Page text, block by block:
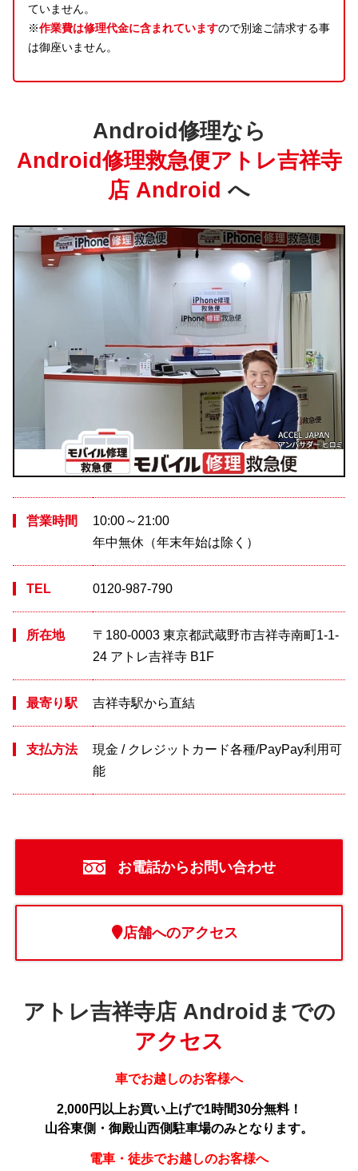
ていません。
※作業費は修理代金に含まれていますので別途ご請求する事
は御座いません。
Android修理なら
Android修理救急便アトレ吉祥寺
店 Android へ
営業時間
10:00～21:00
年中無休（年末年始は除く）
TEL 0120-987-790
所在地
〒180-0003 東京都武蔵野市吉祥寺南町1-1-
24 アトレ吉祥寺 B1F
最寄り駅 吉祥寺駅から直結
支払方法
現金 / クレジットカード各種/PayPay利用可
能
お電話からお問い合わせ
店舗へのアクセス
アトレ吉祥寺店 Androidまでの
アクセス
車でお越しのお客様へ
2,000円以上お買い上げで1時間30分無料！
山谷東側・御殿山西側駐車場のみとなります。
電車・徒歩でお越しのお客様へ